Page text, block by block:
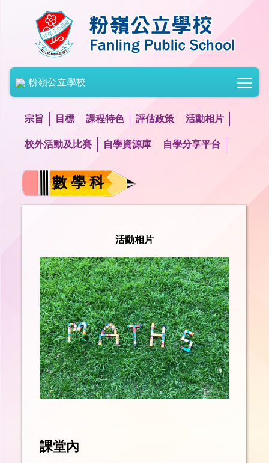
粉嶺公立學校
宗旨 目標 課程特色 評估政策 活動相片
校外活動及比賽 自學資源庫 自學分享平台
數 學 科
活動相片
課堂內